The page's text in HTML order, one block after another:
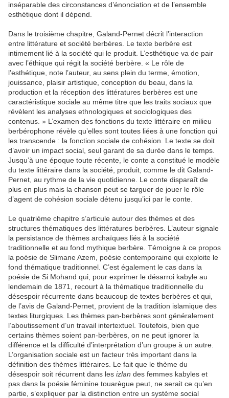
inséparable des circonstances d’énonciation et de l’ensemble
esthétique dont il dépend.
Dans le troisième chapitre, Galand-Pernet décrit l’interaction
entre littérature et société berbères. Le texte berbère est
intimement lié à la société qui le produit. L’esthétique va de pair
avec l’éthique qui régit la société berbère. « Le rôle de
l’esthétique, note l’auteur, au sens plein du terme, émotion,
jouissance, plaisir artistique, conception du beau, dans la
production et la réception des littératures berbères est une
caractéristique sociale au même titre que les traits sociaux que
révèlent les analyses ethnologiques et sociologiques des
contenus. » L’examen des fonctions du texte littéraire en milieu
berbérophone révèle qu’elles sont toutes liées à une fonction qui
les transcende : la fonction sociale de cohésion. Le texte se doit
d’avoir un impact social, seul garant de sa durée dans le temps.
Jusqu’à une époque toute récente, le conte a constitué le modèle
du texte littéraire dans la société, produit, comme le dit Galand-
Pernet, au rythme de la vie quotidienne. Le conte disparaît de
plus en plus mais la chanson peut se targuer de jouer le rôle
d’agent de cohésion sociale détenu jusqu’ici par le conte.
Le quatrième chapitre s’articule autour des thèmes et des
structures thématiques des littératures berbères. L’auteur signale
la persistance de thèmes archaïques liés à la société
traditionnelle et au fond mythique berbère. Témoigne à ce propos
la poésie de Slimane Azem, poésie contemporaine qui exploite le
fond thématique traditionnel. C’est également le cas dans la
poésie de Si Mohand qui, pour exprimer le désarroi kabyle au
lendemain de 1871, recourt à la thématique traditionnelle du
désespoir récurrente dans beaucoup de textes berbères et qui,
de l’avis de Galand-Pernet, provient de la tradition islamique des
textes liturgiques. Les thèmes pan-berbères sont généralement
l’aboutissement d’un travail intertextuel. Toutefois, bien que
certains thèmes soient pan-berbères, on ne peut ignorer la
différence et la difficulté d’interprétation d’un groupe à un autre.
L’organisation sociale est un facteur très important dans la
définition des thèmes littéraires. Le fait que le thème du
désespoir soit récurrent dans les izlan des femmes kabyles et
pas dans la poésie féminine touarègue peut, ne serait ce qu’en
partie, s’expliquer par la distinction entre un système social